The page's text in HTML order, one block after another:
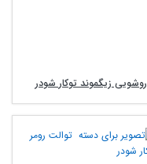
روشویی زیگموند توکار شودر